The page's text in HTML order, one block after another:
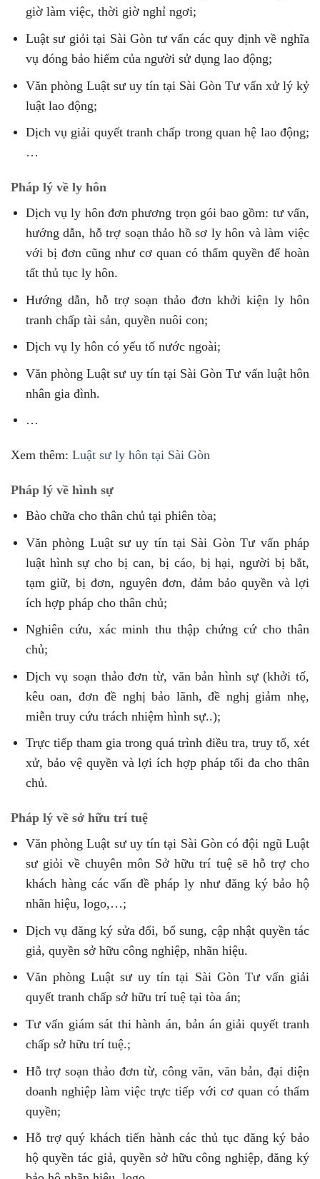
giờ làm việc, thời giờ nghỉ ngơi;
Luật sư giỏi tại Sài Gòn tư vấn các quy định về nghĩa
vụ đóng bảo hiểm của người sử dụng lao động;
Văn phòng Luật sư uy tín tại Sài Gòn Tư vấn xử lý kỷ
luật lao động;
Dịch vụ giải quyết tranh chấp trong quan hệ lao động;
…
Pháp lý về ly hôn
Dịch vụ ly hôn đơn phương trọn gói bao gồm: tư vấn,
hướng dẫn, hỗ trợ soạn thảo hồ sơ ly hôn và làm việc
với bị đơn cũng như cơ quan có thẩm quyền để hoàn
tất thủ tục ly hôn.
Hướng dẫn, hỗ trợ soạn thảo đơn khởi kiện ly hôn
tranh chấp tài sản, quyền nuôi con;
Dịch vụ ly hôn có yếu tố nước ngoài;
Văn phòng Luật sư uy tín tại Sài Gòn Tư vấn luật hôn
nhân gia đình.
…
Xem thêm: Luật sư ly hôn tại Sài Gòn
Pháp lý về hình sự
Bào chữa cho thân chủ tại phiên tòa;
Văn phòng Luật sư uy tín tại Sài Gòn Tư vấn pháp
luật hình sự cho bị can, bị cáo, bị hại, người bị bắt,
tạm giữ, bị đơn, nguyên đơn, đảm bảo quyền và lợi
ích hợp pháp cho thân chủ;
Nghiên cứu, xác minh thu thập chứng cứ cho thân
chủ;
Dịch vụ soạn thảo đơn từ, văn bản hình sự (khởi tố,
kêu oan, đơn đề nghị bảo lãnh, đề nghị giảm nhẹ,
miễn truy cứu trách nhiệm hình sự..);
Trực tiếp tham gia trong quá trình điều tra, truy tố, xét
xử, bảo vệ quyền và lợi ích hợp pháp tối đa cho thân
chủ.
Pháp lý về sở hữu trí tuệ
Văn phòng Luật sư uy tín tại Sài Gòn có đội ngũ Luật
sư giỏi về chuyên môn Sở hữu trí tuệ sẽ hỗ trợ cho
khách hàng các vấn đề pháp ly như đăng ký bảo hộ
nhãn hiệu, logo,…;
Dịch vụ đăng ký sửa đổi, bổ sung, cập nhật quyền tác
giả, quyền sở hữu công nghiệp, nhãn hiệu.
Văn phòng Luật sư uy tín tại Sài Gòn Tư vấn giải
quyết tranh chấp sở hữu trí tuệ tại tòa án;
Tư vấn giám sát thi hành án, bản án giải quyết tranh
chấp sở hữu trí tuệ.;
Hỗ trợ soạn thảo đơn từ, công văn, văn bản, đại diện
doanh nghiệp làm việc trực tiếp với cơ quan có thẩm
quyền;
Hỗ trợ quý khách tiến hành các thủ tục đăng ký bảo
hộ quyền tác giả, quyền sở hữu công nghiệp, đăng ký